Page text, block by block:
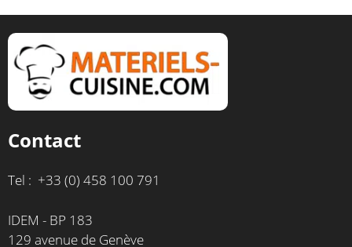
Contact
Tel : +33 (0) 458 100 791
IDEM - BP 183
129 avenue de Genève